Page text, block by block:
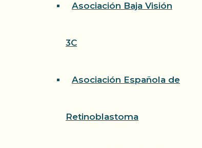
Asociación Baja Visión
3C
Asociación Española de
Retinoblastoma